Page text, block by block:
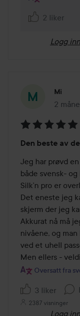
2 liker
Logg inn
Mi
2
5
av
5
Den beste av
Jeg har prøvd
både svensk-
Silk’n pro er
Det eneste jeg
skjerm der jeg
Akkurat nå må
nivåene, og
ved et uhell
Men ellers -
Oversatt fra
3 liker
2387 visninger
Logg inn